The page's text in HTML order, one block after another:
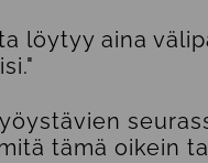
löytyy aina
tämä oikein